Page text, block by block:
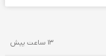
13 ساعت پیش